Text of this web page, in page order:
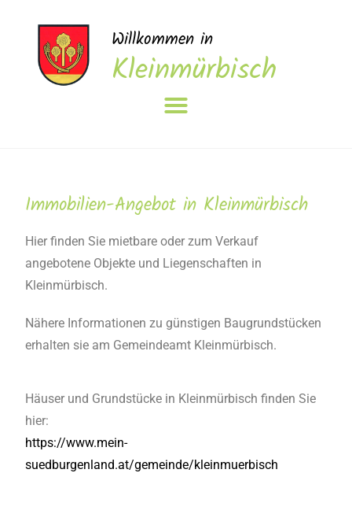
Willkommen in
Kleinmürbisch
Immobilien-Angebot in Kleinmürbisch
Hier finden Sie mietbare oder zum Verkauf
angebotene Objekte und Liegenschaften in
Kleinmürbisch.
Nähere Informationen zu günstigen Baugrundstücken
erhalten sie am Gemeindeamt Kleinmürbisch.
Häuser und Grundstücke in Kleinmürbisch finden Sie
hier:
https://www.mein-
suedburgenland.at/gemeinde/kleinmuerbisch